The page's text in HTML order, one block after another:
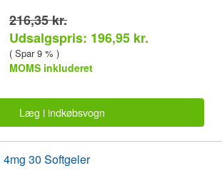
216,35 kr.
Udsalgspris: 196,95 kr.
( Spar 9 % )
MOMS inkluderet
Læg i indkøbsvogn
30 Softgeler